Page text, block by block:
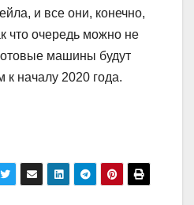
и все они, конечно,
что очередь можно не
машины будут
к началу 2020 года.